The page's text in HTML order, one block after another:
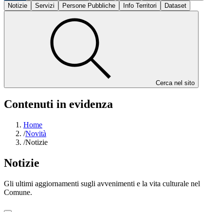
Notizie
Servizi Persone Pubbliche Info Territori Dataset
Cerca nel sito
Contenuti in evidenza
Home
/Novità
/Notizie
Notizie
Gli ultimi aggiornamenti sugli avvenimenti e la vita culturale nel
Comune.